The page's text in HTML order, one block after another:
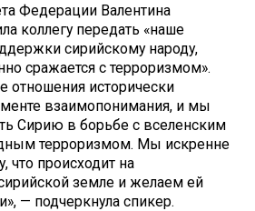
Федерации Валентина
коллегу передать «наше
сирийскому народу,
сражается с терроризмом».
отношения исторически
взаимопонимания, и мы
Сирию в борьбе с вселенским
терроризмом. Мы искренне
что происходит на
земле и желаем ей
— подчеркнула спикер.